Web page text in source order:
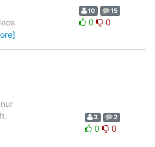
10 15
0 0
3 2
0 0